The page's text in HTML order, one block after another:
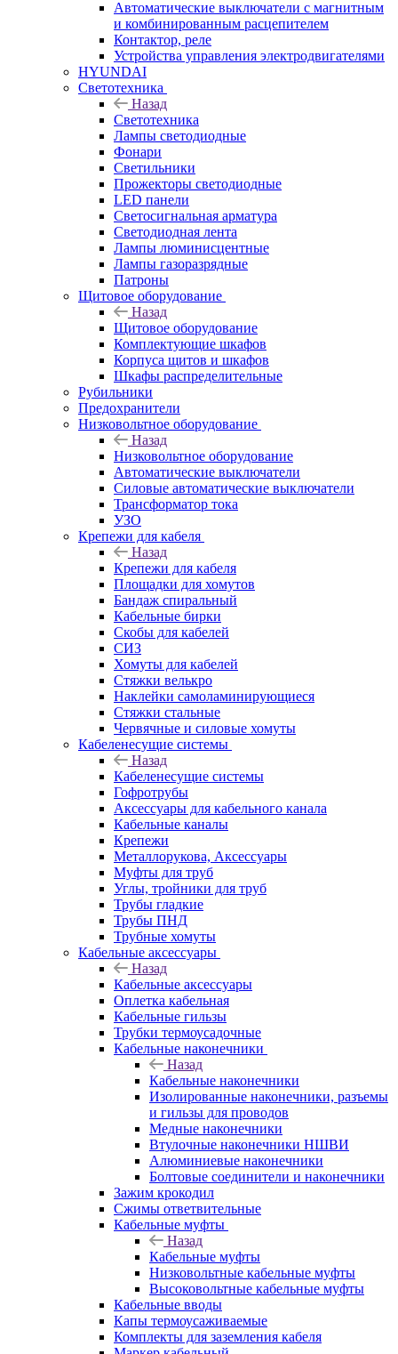
Автоматические выключатели с магнитным
и комбинированным расцепителем
Контактор, реле
Устройства управления электродвигателями
HYUNDAI
Светотехника
Назад
Светотехника
Лампы светодиодные
Фонари
Светильники
Прожекторы светодиодные
LED панели
Светосигнальная арматура
Светодиодная лента
Лампы люминисцентные
Лампы газоразрядные
Патроны
Щитовое оборудование
Назад
Щитовое оборудование
Комплектующие шкафов
Корпуса щитов и шкафов
Шкафы распределительные
Рубильники
Предохранители
Низковольтное оборудование
Назад
Низковольтное оборудование
Автоматические выключатели
Силовые автоматические выключатели
Трансформатор тока
УЗО
Крепежи для кабеля
Назад
Крепежи для кабеля
Площадки для хомутов
Бандаж спиральный
Кабельные бирки
Cкобы для кабелей
СИЗ
Хомуты для кабелей
Стяжки велькро
Наклейки самоламинирующиеся
Стяжки стальные
Червячные и силовые хомуты
Кабеленесущие системы
Назад
Кабеленесущие системы
Гофротрубы
Аксессуары для кабельного канала
Кабельные каналы
Крепежи
Металлорукова, Аксессуары
Муфты для труб
Углы, тройники для труб
Трубы гладкие
Трубы ПНД
Трубные хомуты
Кабельные аксессуары
Назад
Кабельные аксессуары
Оплетка кабельная
Кабельные гильзы
Трубки термоусадочные
Кабельные наконечники
Назад
Кабельные наконечники
Изолированные наконечники, разъемы
и гильзы для проводов
Медные наконечники
Втулочные наконечники НШВИ
Алюминиевые наконечники
Болтовые соединители и наконечники
Зажим крокодил
Сжимы ответвительные
Кабельные муфты
Назад
Кабельные муфты
Низковольтные кабельные муфты
Высоковольтные кабельные муфты
Кабельные вводы
Капы термоусаживаемые
Комплекты для заземления кабеля